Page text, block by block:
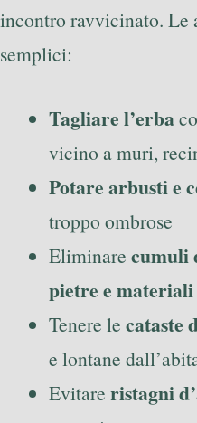
incontro ravvicinato.
semplici:
Tagliare l’erba
vicino a muri,
Potare arbusti e
troppo ombrose
Eliminare cumuli
pietre e
Tenere le cataste
e lontane
Evitare ristagni